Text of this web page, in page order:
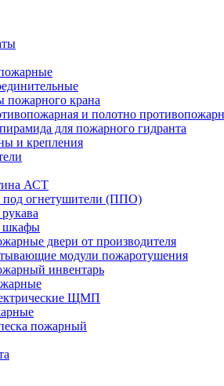
пожарного крана
и полотно
для пожарного гидранта
и крепления
АСТ
под огнетушители (ППО)
шкафы
двери от производителя
модули пожаротушения
инвентарь
ЩМП
пожарный